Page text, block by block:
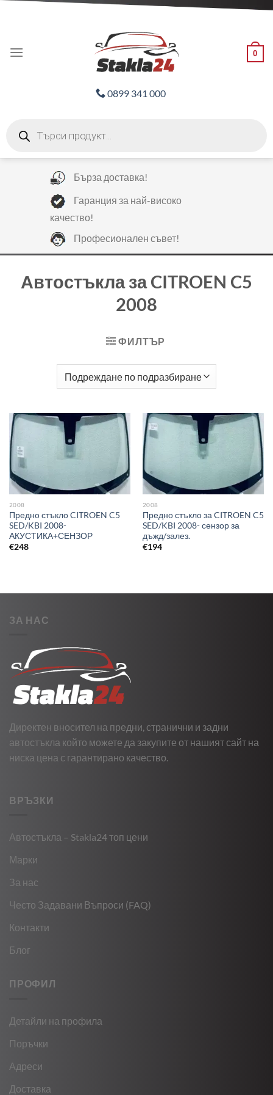
0
0899 341 000
search
Бърза доставка!
Гаранция за най-високо
качество!
Професионален съвет!
Автостъкла за CITROEN C5
2008
ФИЛТЪР
2008
Предно стъкло CITROEN C5
SED/KBI 2008-
АКУСТИКА+СЕНЗОР
€248
2008
Предно стъкло за CITROEN C5
SED/KBI 2008- сензор за
дъжд/залез.
€194
ЗА НАС
Директен вносител на предни, странични и задни
автостъкла който можете да закупите от нашият сайт на
ниска цена с гарантирано качество.
ВРЪЗКИ
Автостъкла – Stakla24 топ цени
Марки
За нас
Често Задавани Въпроси (FAQ)
Контакти
Блог
ПРОФИЛ
Детайли на профила
Поръчки
Адреси
Доставка